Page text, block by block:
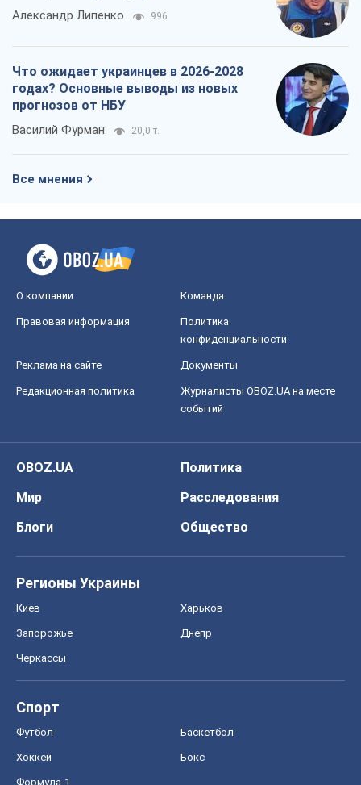
Александр Липенко 996
Что ожидает украинцев в 2026-2028
годах? Основные выводы из новых
прогнозов от НБУ
Василий Фурман 20,0 т.
Все мнения
О компании Команда
Правовая информация
Политика
конфиденциальности
Реклама на сайте Документы
Редакционная политика
Журналисты OBOZ.UA на месте
событий
OBOZ.UA
Политика
Мир
Расследования
Блоги
Общество
Регионы Украины
Киев Харьков
Запорожье Днепр
Черкассы
Спорт
Футбол Баскетбол
Хоккей Бокс
Формула-1